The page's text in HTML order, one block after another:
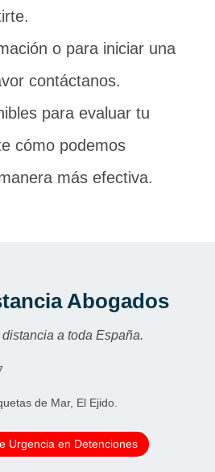
o para iniciar una
contáctanos.
para evaluar tu
cómo podemos
más efectiva.
Abogados
a toda España.
de Mar, El Ejido.
Urgencia en Detenciones